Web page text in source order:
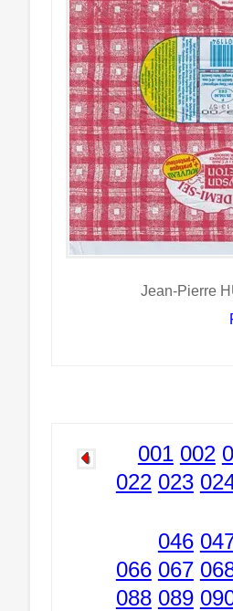
Jean-Pierre
001 002
022 023
046
066 067
088 089